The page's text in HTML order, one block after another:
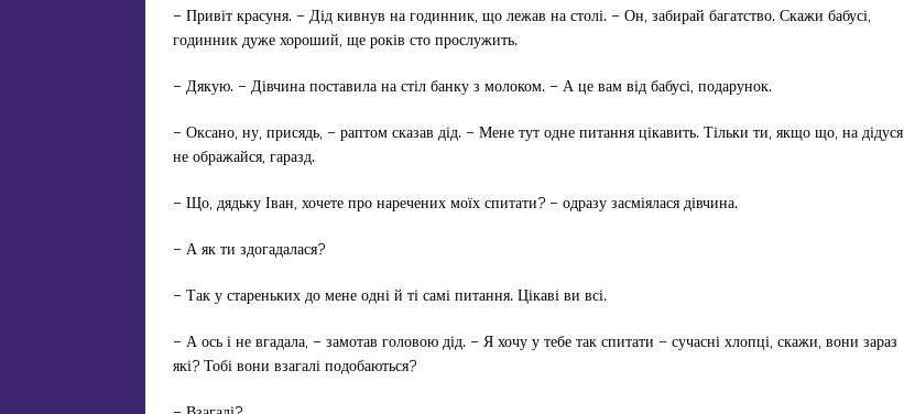
– Привіт красуня. – Дід кивнув на годинник, що лежав на столі. – Он, забирай багатство. Скажи бабусі,
годинник дуже хороший, ще років сто прослужить.
– Дякую. – Дівчина поставила на стіл банку з молоком. – А це вам від бабусі, подарунок.
– Оксано, ну, присядь, – раптом сказав дід. – Мене тут одне питання цікавить. Тільки ти, якщо що, на дідуся
не ображайся, гаразд.
– Що, дядьку Іван, хочете про наречених моїх спитати? – одразу засміялася дівчина.
– А як ти здогадалася?
– Так у стареньких до мене одні й ті самі питання. Цікаві ви всі.
– А ось і не вгадала, – замотав головою дід. – Я хочу у тебе так спитати – сучасні хлопці, скажи, вони зараз
які? Тобі вони взагалі подобаються?